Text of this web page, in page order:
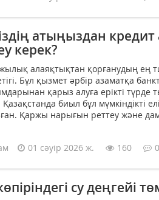
атыңыздан
керек?
алаяқтықтан қорғанудың ең
Бұл қызмет әрбір азаматқа
қарыз алуға ерікті түрде
Қазақстанда биыл бұл мүмкіндікті
Қаржы нарығын реттеу және
01 сәуір 2026 ж. 160 0
су деңгейі